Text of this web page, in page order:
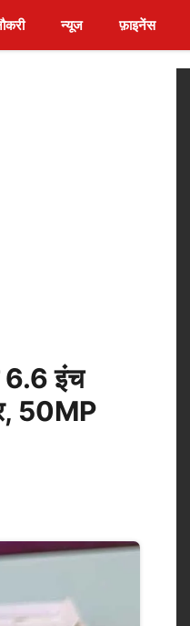
न्यूज फ़ाइनेंस
6.6 इंच
50MP